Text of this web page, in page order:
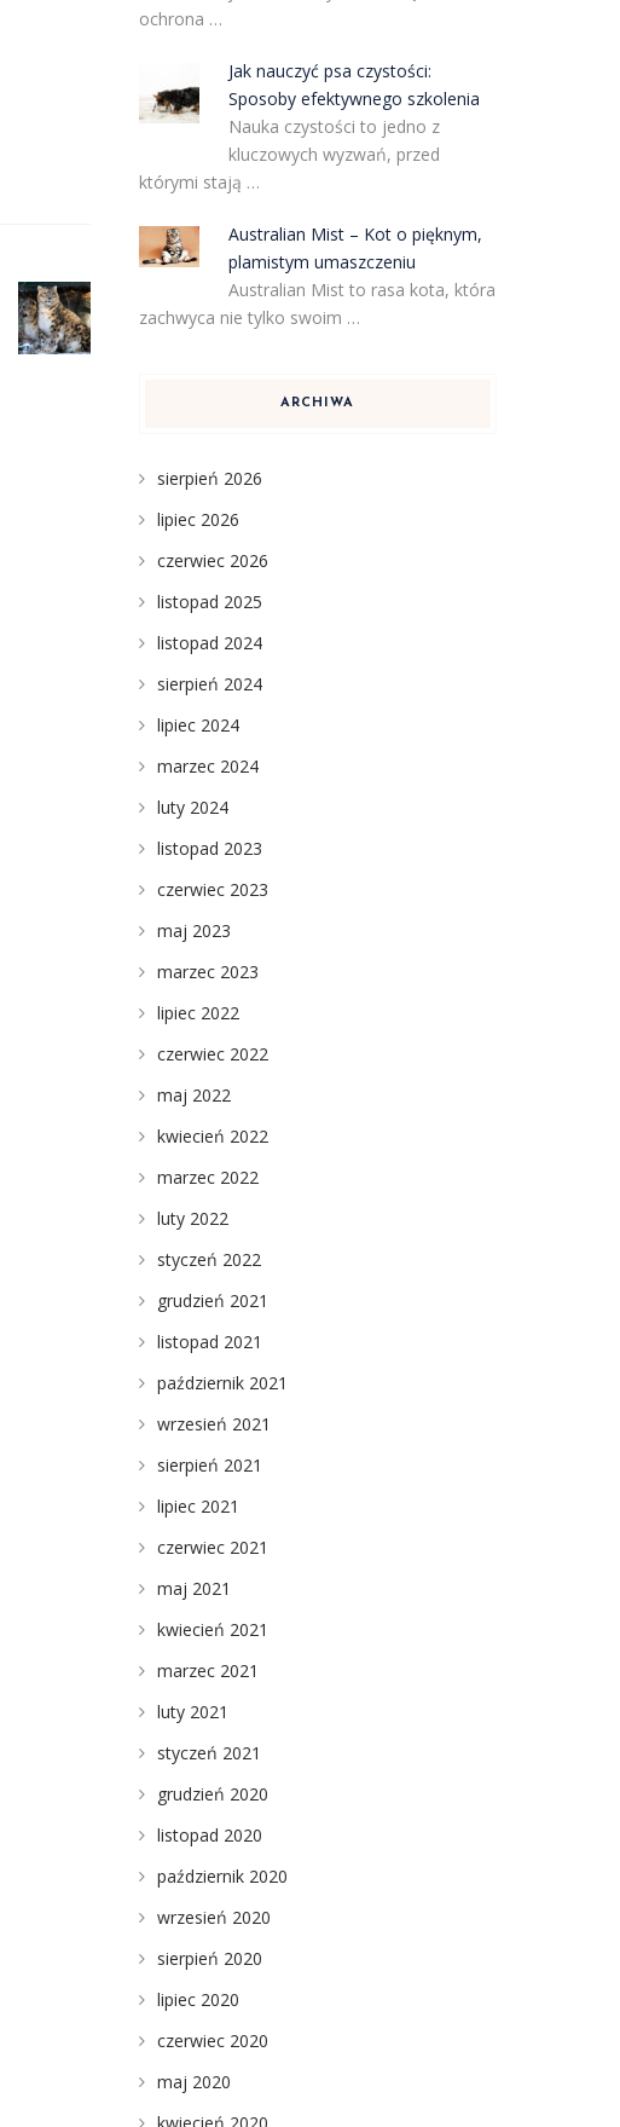
ochrona …
Jak nauczyć psa czystości:
Sposoby efektywnego szkolenia
Nauka czystości to jedno z
kluczowych wyzwań, przed
którymi stają …
Australian Mist – Kot o pięknym,
plamistym umaszczeniu
Australian Mist to rasa kota, która
zachwyca nie tylko swoim …
ARCHIWA
sierpień 2026
lipiec 2026
czerwiec 2026
listopad 2025
listopad 2024
sierpień 2024
lipiec 2024
marzec 2024
luty 2024
listopad 2023
czerwiec 2023
maj 2023
marzec 2023
lipiec 2022
czerwiec 2022
maj 2022
kwiecień 2022
marzec 2022
luty 2022
styczeń 2022
grudzień 2021
listopad 2021
październik 2021
wrzesień 2021
sierpień 2021
lipiec 2021
czerwiec 2021
maj 2021
kwiecień 2021
marzec 2021
luty 2021
styczeń 2021
grudzień 2020
listopad 2020
październik 2020
wrzesień 2020
sierpień 2020
lipiec 2020
czerwiec 2020
maj 2020